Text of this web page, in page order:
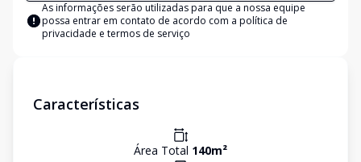
As informações serão utilizadas para que a nossa equipe
possa entrar em contato de acordo com a política de
privacidade e termos de serviço
Características
Área Total 140m²